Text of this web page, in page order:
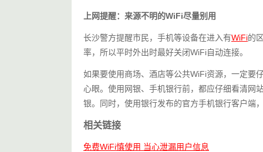
上网提醒：来源不明的WiFi尽量别用
长沙警方提醒市民，手机等设备在进入有WiFi的
率，所以平时外出时最好关闭WiFi自动连接。
如果要使用商场、酒店等公共WiFi资源，一定要
心眼。使用网银、手机银行前，都应仔细看清网
银。同时，使用银行发布的官方手机银行客户端
相关链接
免费WiFi慎使用 当心泄漏用户信息